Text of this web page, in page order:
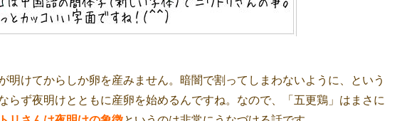
明けてからしか卵を産みません。暗闇で割ってしまわないように、という
らず夜明けとともに産卵を始めるんですね。なので、「五更鶏」はまさに